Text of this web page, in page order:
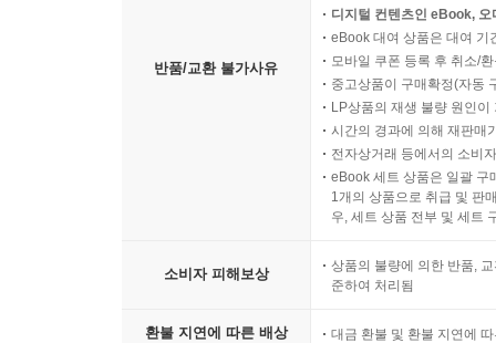
반품/교환 불가사유
디지털 컨텐츠인 eBook,
eBook 대여 상품은 대여 기
모바일 쿠폰 등록 후 취소/
중고상품이 구매확정(자동
LP상품의 재생 불량 원인
시간의 경과에 의해 재판매
전자상거래 등에서의 소비
eBook 세트 상품은 일괄 구
1개의 상품으로 취급 및 판
우, 세트 상품 전부 및 세트
소비자 피해보상
상품의 불량에 의한 반품,
준하여 처리됨
환불 지연에 따른 배상 대금 환불 및 환불 지연에